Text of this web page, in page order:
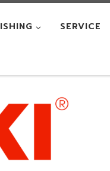
SERVICE